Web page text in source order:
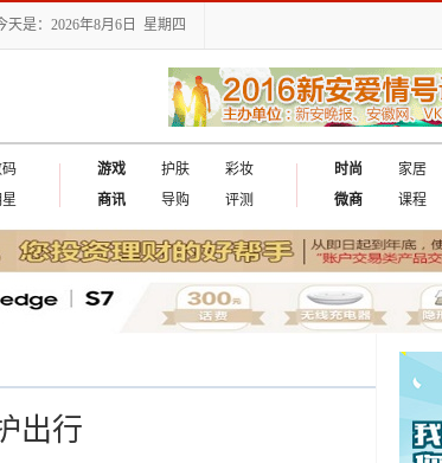
天是：2026年8月6日 星期四
游戏 护肤
彩妆
商讯
导购 评测
时尚 家居
微商
课程
出行